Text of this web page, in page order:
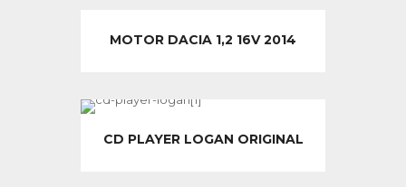
MOTOR DACIA 1,2 16V 2014
CD PLAYER LOGAN ORIGINAL